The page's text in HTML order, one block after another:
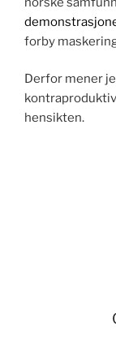
forby
Derfor mener
hensikten.